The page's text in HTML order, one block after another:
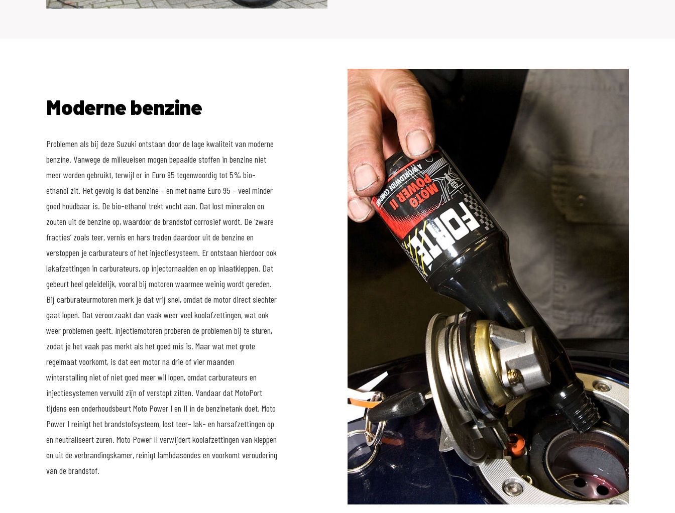
Moderne benzine
Problemen als bij deze Suzuki ontstaan door de lage kwaliteit van moderne
benzine. Vanwege de milieueisen mogen bepaalde stoffen in benzine niet
meer worden gebruikt, terwijl er in Euro 95 tegenwoordig tot 5% bio-
ethanol zit. Het gevolg is dat benzine - en met name Euro 95 - veel minder
goed houdbaar is. De bio-ethanol trekt vocht aan. Dat lost mineralen en
zouten uit de benzine op, waardoor de brandstof corrosief wordt. De ‘zware
fracties’ zoals teer, vernis en hars treden daardoor uit de benzine en
verstoppen je carburateurs of het injectiesysteem. Er ontstaan hierdoor ook
lakafzettingen in carburateurs, op injectornaalden en op inlaatkleppen. Dat
gebeurt heel geleidelijk, vooral bij motoren waarmee weinig wordt gereden.
Bij carburateurmotoren merk je dat vrij snel, omdat de motor direct slechter
gaat lopen. Dat veroorzaakt dan vaak weer veel koolafzettingen, wat ook
weer problemen geeft. Injectiemotoren proberen de problemen bij te sturen,
zodat je het vaak pas merkt als het goed mis is. Maar wat met grote
regelmaat voorkomt, is dat een motor na drie of vier maanden
winterstalling niet of niet goed meer wil lopen, omdat carburateurs en
injectiesystemen vervuild zijn of verstopt zitten. Vandaar dat MotoPort
tijdens een onderhoudsbeurt Moto Power I en II in de benzinetank doet. Moto
Power I reinigt het brandstofsysteem, lost teer- lak- en harsafzettingen op
en neutraliseert zuren. Moto Power II verwijdert koolafzettingen van kleppen
en uit de verbrandingskamer, reinigt lambdasondes en voorkomt veroudering
van de brandstof.